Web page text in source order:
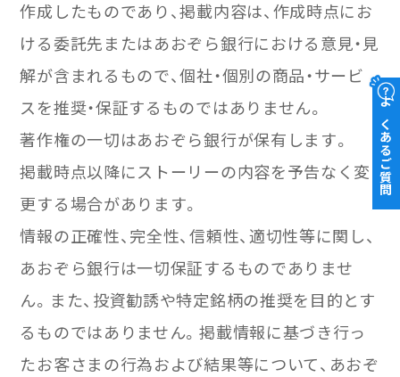
作成したものであり、掲載内容は、作成時点にお
ける委託先またはあおぞら銀行における意見・見
解が含まれるもので、個社・個別の商品・サービ
スを推奨・保証するものではありません。
著作権の一切はあおぞら銀行が保有します。
掲載時点以降にストーリーの内容を予告なく変
更する場合があります。
情報の正確性、完全性、信頼性、適切性等に関し、
あおぞら銀行は一切保証するものでありませ
ん。また、投資勧誘や特定銘柄の推奨を目的とす
るものではありません。掲載情報に基づき行っ
たお客さまの行為および結果等について、あおぞ
よくあるご質問